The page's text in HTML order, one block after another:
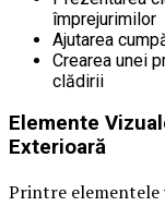
împrejurimilor
Ajutarea
Crearea unei
clădirii
Elemente
Exterioară
Printre elementele